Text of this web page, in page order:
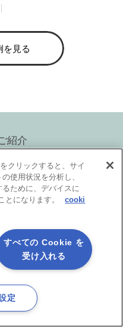
を見る
紹介
の方
Network
ロッパーの方
パー同士をつなげ、技術情報の共有や
クリックすると、サイ
使用状況を分析し、
ために、デバイスに
とになります。
cooki
すべての Cookie を
受け入れる
定